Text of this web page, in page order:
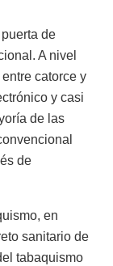
de
A nivel
catorce y
y casi
de las
de
en
sanitario de
tabaquismo